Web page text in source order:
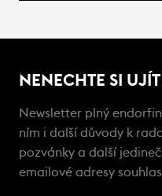
NENECHTE SI UJÍT
Newsletter plný
ním i další důvody k
pozvánky a další
emailové adresy